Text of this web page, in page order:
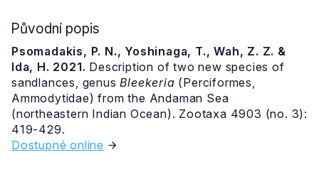
Původní popis
Psomadakis, P. N., Yoshinaga, T., Wah, Z. Z. &
Ida, H. 2021. Description of two new species of
sandlances, genusBleekeria (Perciformes,
Ammodytidae) from the Andaman Sea
(northeastern Indian Ocean). Zootaxa 4903 (no. 3):
419-429.
Dostupné online